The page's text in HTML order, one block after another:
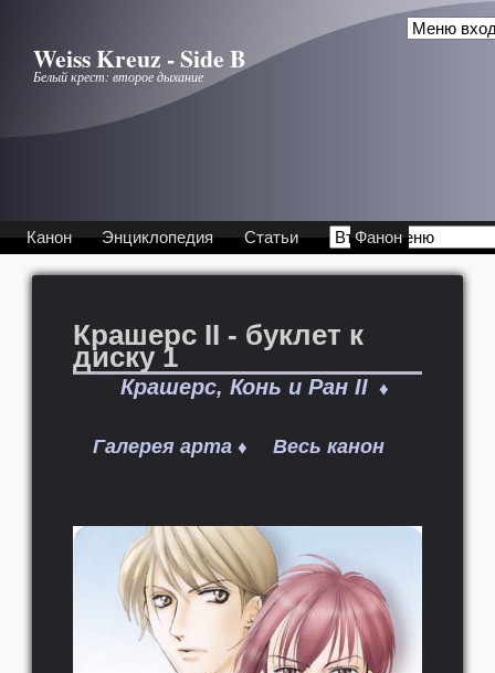
Weiss Kreuz - Side B
Белый крест: второе дыхание
Канон Энциклопедия Статьи Фанон
Крашерс II - буклет к
диску 1
Крашерс, Конь и Ран II ♦
Галерея арта ♦ Весь канон